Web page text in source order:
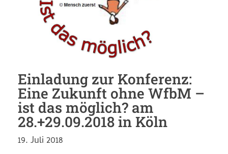
Einladung zur Konferenz:
Eine Zukunft ohne WfbM –
ist das möglich? am
28.+29.09.2018 in Köln
19. Juli 2018